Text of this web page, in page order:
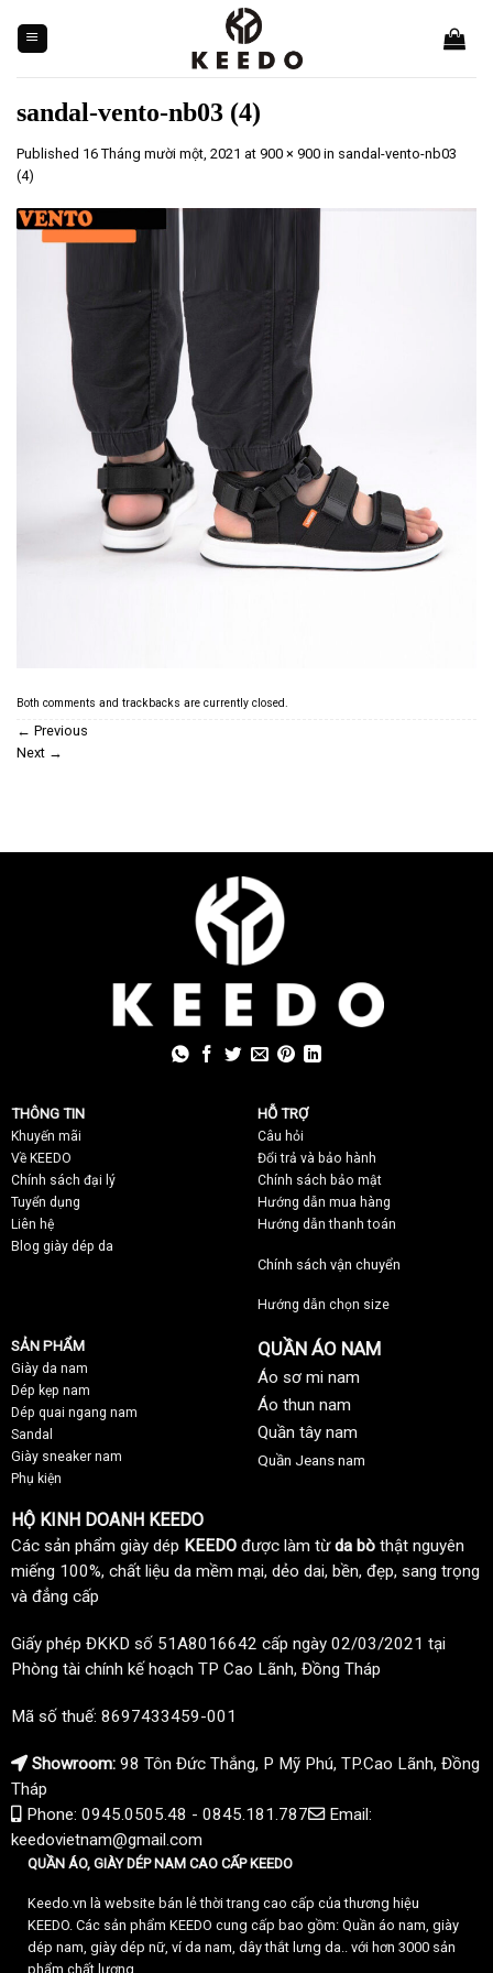
content
sandal-vento-nb03 (4)
Published 16 Tháng mười một, 2021 at 900 × 900 in sandal-vento-nb03
(4)
Both comments and trackbacks are currently closed.
← Previous
Next →
THÔNG TIN
Khuyến mãi
Về KEEDO
Chính sách đại lý
Tuyển dụng
Liên hệ
Blog giày dép da
HỖ TRỢ
Câu hỏi
Đổi trả và bảo hành
Chính sách bảo mật
Hướng dẫn mua hàng
Hướng dẫn thanh toán
Chính sách vận chuyển
Hướng dẫn chọn size
SẢN PHẨM
Giày da nam
Dép kẹp nam
Dép quai ngang nam
Sandal
Giày sneaker nam
Phụ kiện
QUẦN ÁO NAM
Áo sơ mi nam
Áo thun nam
Quần tây nam
Quần Jeans nam
HỘ KINH DOANH KEEDO
Các sản phẩm giày dép KEEDO được làm từda bò thật nguyên
miếng 100%, chất liệu da mềm mại, dẻo dai, bền, đẹp, sang trọng
và đẳng cấp
Giấy phép ĐKKD số 51A8016642 cấp ngày 02/03/2021 tại
Phòng tài chính kế hoạch TP Cao Lãnh, Đồng Tháp
Mã số thuế: 8697433459-001
Showroom: 98 Tôn Đức Thắng, P Mỹ Phú, TP.Cao Lãnh, Đồng
Tháp
Phone: 0945.0505.48 - 0845.181.787
Email:
keedovietnam@gmail.com
QUẦN ÁO, GIÀY DÉP NAM CAO CẤP KEEDO
Keedo.vn là website bán lẻ thời trang cao cấp của thương hiệu
KEEDO. Các sản phẩm KEEDO cung cấp bao gồm: Quần áo nam, giày
dép nam, giày dép nữ, ví da nam, dây thắt lưng da.. với hơn 3000 sản
phẩm chất lượng.